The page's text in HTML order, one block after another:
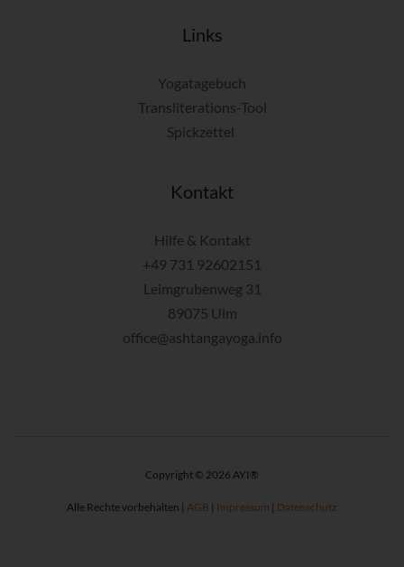
Links
Yogatagebuch
Transliterations-Tool
Spickzettel
Kontakt
Hilfe & Kontakt
+49 731 92602151
Leimgrubenweg 31
89075 Ulm
office@ashtangayoga.info
Copyright © 2026 AYI®
Alle Rechte vorbehalten | AGB | Impressum | Datenschutz